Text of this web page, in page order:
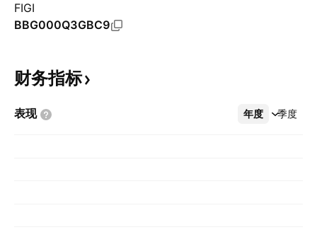
FIGI
BBG000Q3GBC9
财务指标
表现 年度 季度
更多